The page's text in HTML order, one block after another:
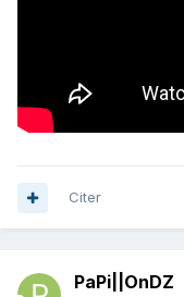
Citer
PaPi||OnDZ